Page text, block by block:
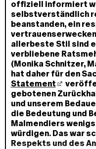
offiziell informiert
selbstverständlich
beanstanden, ein
allerbeste Stil sind
verbliebene
(Monika Schnitzer,
hat daher für den
Statement
gebotenen
und unserem
die Bedeutung und
Malmendiers
würdigen. Das war
Respekts und des